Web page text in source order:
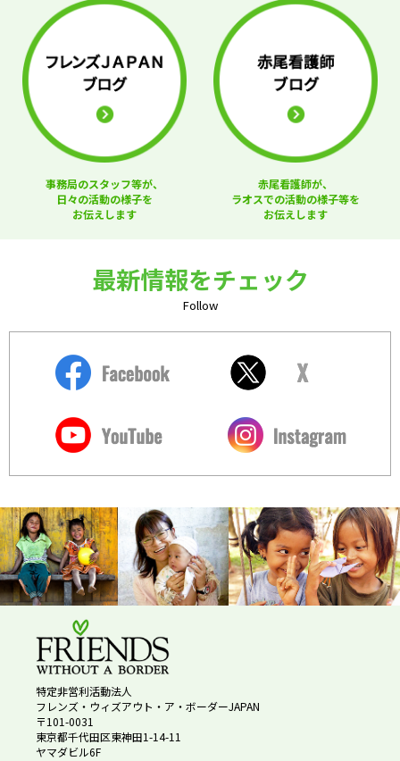
事務局のスタッフ等が、
日々の活動の様子を
お伝えします
赤尾看護師が、
ラオスでの活動の様子等を
お伝えします
最新情報をチェック
Follow
特定非営利活動法人
フレンズ・ウィズアウト・ア・ボーダーJAPAN
〒101-0031
東京都千代田区東神田1-14-11
ヤマダビル6F